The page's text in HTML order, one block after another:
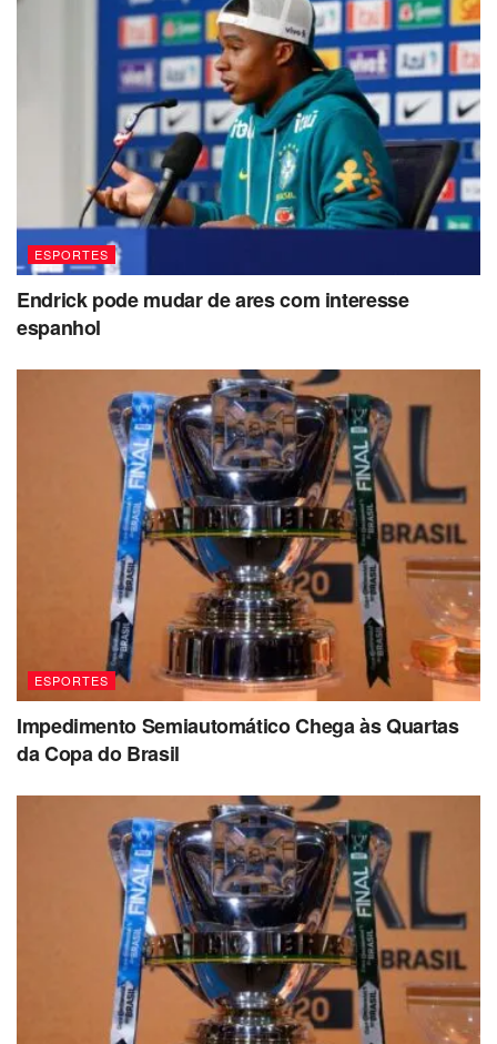
ESPORTES
Endrick pode mudar de ares com interesse
espanhol
ESPORTES
Impedimento Semiautomático Chega às Quartas
da Copa do Brasil